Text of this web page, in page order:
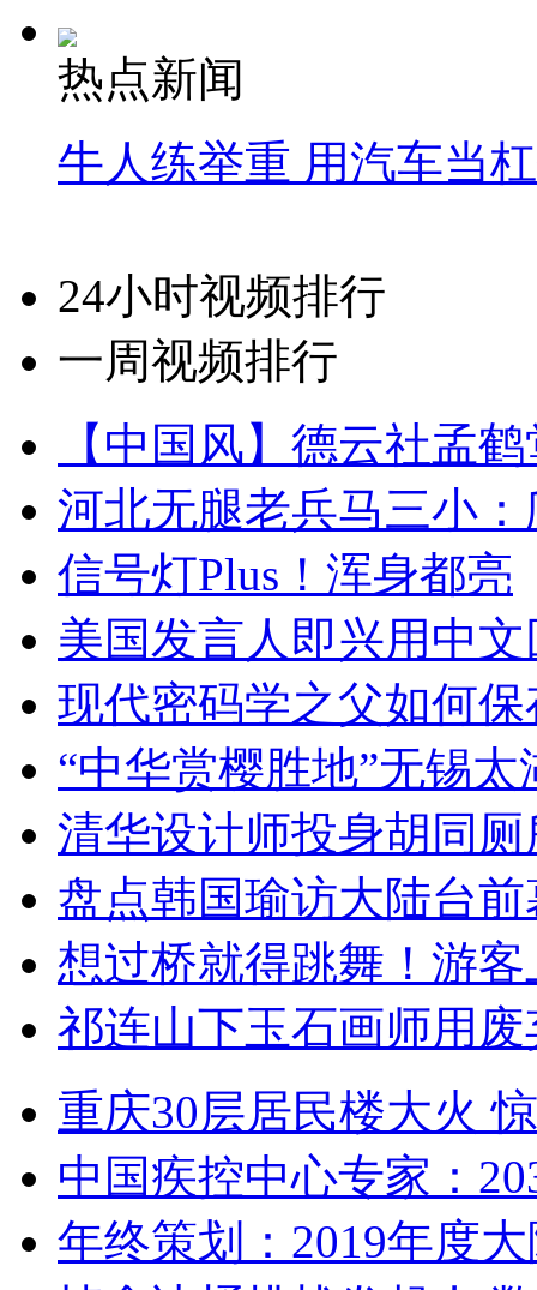
热点新闻
牛人练举重 用汽车当
24小时视频排行
一周视频排行
【中国风】德云社孟
河北无腿老兵马三小
信号灯Plus！浑身都亮
美国发言人即兴用中
现代密码学之父如何
“中华赏樱胜地”无锡
清华设计师投身胡同
盘点韩国瑜访大陆台
想过桥就得跳舞！游客
祁连山下玉石画师用
重庆30层居民楼大火
中国疾控中心专家：
年终策划：2019年度